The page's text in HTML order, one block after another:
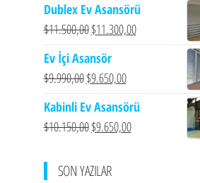
$8.449,00.fiyat:
$7.950,00.
Dublex Ev Asansörü
$11.500,00Orijinal
$11.500,00.
$11.300,00Şu
Ev İçi Asansör
$9.990,00Orijinal
$9.990,00.
$9.650,00Şu
fiyat:
$9.650,00.
Kabinli Ev Asansörü
$10.150,00Orijinal
$10.150,00.
$9.650,00Şu
SON YAZILAR